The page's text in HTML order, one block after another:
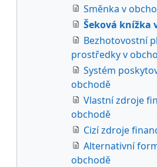
Směnka v
Šeková knížka
Bezhotovostní
prostředky v
Systém
obchodě
Vlastní zdroje
obchodě
Cizí zdroje
Alternativní
obchodě